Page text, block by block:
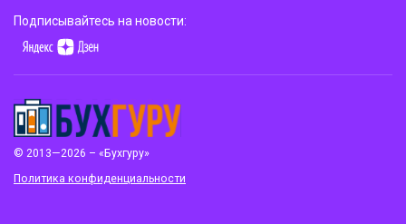
© 2013—2026 – «Бухгуру»
Политика конфиденциальности
Подписывайтесь на новости: